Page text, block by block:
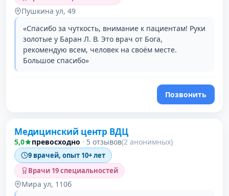
Пушкина ул, 49
«Спасибо за чуткость, внимание к пациентам! Руки
золотые у Баран Л. В. Это врач от Бога,
рекомендую всем, человек на своём месте.
Большое спасибо»
Позвонить
Медицинский центр ВДЦ
5,0 превосходно · 5 отзывов(2 анонимных)
9 врачей, опыт 10+ лет
Врачи 19 специальностей
Мира ул, 110б